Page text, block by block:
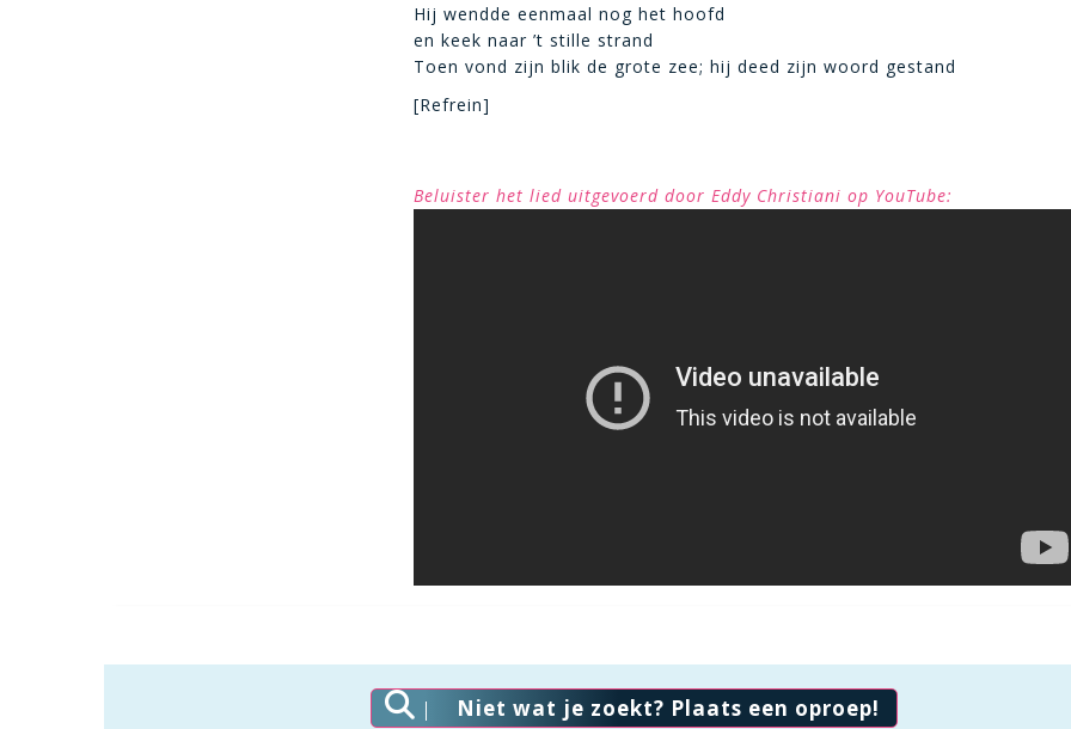
Hij wendde eenmaal nog het hoofd
en keek naar ’t stille strand
Toen vond zijn blik de grote zee; hij deed zijn woord gestand
[Refrein]
Beluister het lied uitgevoerd door Eddy Christiani op YouTube:
Niet wat je zoekt? Plaats een oproep!